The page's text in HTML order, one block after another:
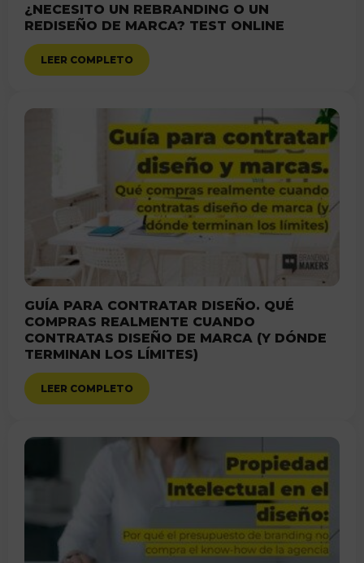
¿NECESITO UN REBRANDING O UN
REDISEÑO DE MARCA? TEST ONLINE
LEER COMPLETO
GUÍA PARA CONTRATAR DISEÑO. QUÉ
COMPRAS REALMENTE CUANDO
CONTRATAS DISEÑO DE MARCA (Y DÓNDE
TERMINAN LOS LÍMITES)
LEER COMPLETO